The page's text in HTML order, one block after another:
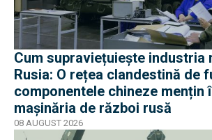
Cum supraviețuiește industria
Rusia: O rețea clandestină de
componentele chineze mențin
mașinăria de război rusă
08 AUGUST 2026